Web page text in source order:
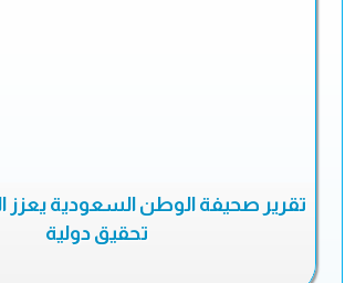
تقرير صحيفة الوطن السعودية يعزز
تحقيق دولية